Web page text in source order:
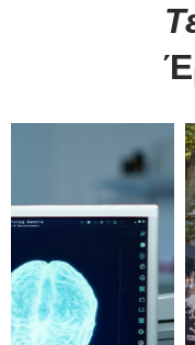
βρείτε μας
Αρχ. Μακαρίου 14